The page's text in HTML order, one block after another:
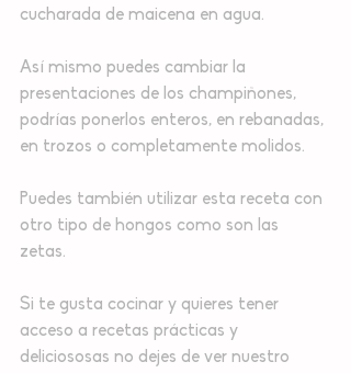
cucharada de maicena en agua.
Así mismo puedes cambiar la
presentaciones de los champiñones,
podrías ponerlos enteros, en rebanadas,
en trozos o completamente molidos.
Puedes también utilizar esta receta con
otro tipo de hongos como son las
zetas.
Si te gusta cocinar y quieres tener
acceso a recetas prácticas y
deliciososas no dejes de ver nuestro